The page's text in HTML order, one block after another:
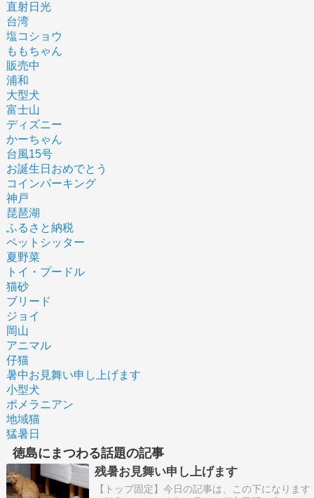
直射日光
台湾
塩コショウ
ももちゃん
販売中
浦和
大型犬
富士山
ディズニー
かーちゃん
台風15号
お誕生日おめでとう
コインパーキング
神戸
琵琶湖
ふるさと納税
ペットシッター
夏野菜
トイ・プードル
猫砂
ブリード
ジョイ
岡山
アニマル
仔猫
暑中お見舞い申し上げます
小型犬
ポメラニアン
地域猫
猛暑日
徳島にまつわる話題の記事
残暑お見舞い申し上げます
【トップ固定】今日の記事は、この下になります